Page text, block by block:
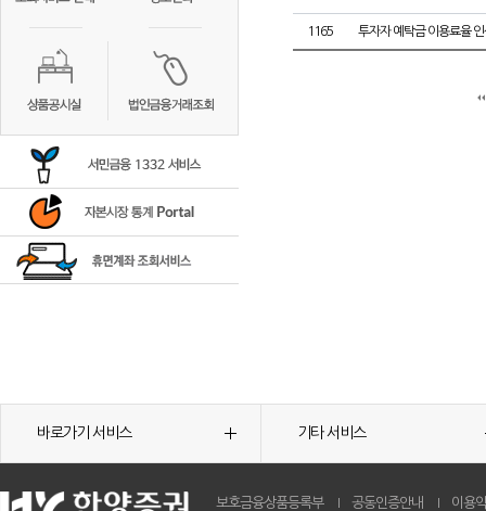
1165 투자자 예탁금 이용료율
바로가기 서비스 기타 서비스
보호금융상품등록부 공동인증안내 이용